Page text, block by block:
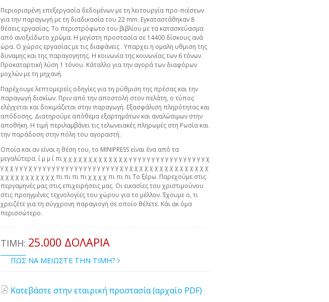
Περιορισμένη επεξεργασία δεδομένων με τη λειτουργία προ-πιέσεων
για την παραγωγή με τη διαδικασία του 22 mm. Εγκαταστάθηκαν 8
θέσεις εργασίας. Το περιστρόφωτο του βιβλίου με τα κατασκεύασμα
από ανοξείδωτο χρώμα. Η μεγίστη προστασία σε 14400 δίσκους ανά
ώρα. Ο χώρος εργασίας με τις διαφάνεις . Υπαρχει η ομαλη υθμιση της
δυναμης και της παραγογητης. Η κοινωνία της κοινωνίας των 6 τόνων.
Προκαταρτική λύση 1 τόνου. Κάταλλο για την αγορά των διαφόρων
μοχλών με τη μηχανή.
Παρέχουμε λεπτομερείς οδηγίες για τη ρύθμιση της πρέσας και την
παραγωγή δισκίων. Πριν από την αποστολή στον πελάτη, ο τύπος
ελέγχεται και δοκιμάζεται στην παραγωγή. Εξασφάλιση πληρότητας και
απόδοσης. Διατηρούμε απόθεμα εξαρτημάτων και αναλώσιμων στην
αποθήκη. Η τιμή περιλαμβάνει τις τελωνειακές πληρωμές στη Ρωσία και
την παράδοση στην πόλη του αγοραστή.
Οποία και αν είναι η θέση του, το MINIPRESS είναι ένα από τα
μεγαλύτερα. ί μ μ ί πι χ χ χ χ χ χ χ χ χ χ χ χ χ γ γ γ γ γ γ γ γ γ γ γ γ γ γ γ γ γ χ
γ χ χ γ γ γ χ γ γ γ γ γ γ γ γ γ γ γ γ γ γ γ γ γ γ γ χ γ χ χ χ χ χ χ χ χ χ χ χ χ χ χ χ χ
χ χ χ χ χ χ χ χ χ χ χ πι πι πι πι χ χ χ χ πι πι πι Το ξέρω. Παρεχούμε στις
περγαμηνές μας στις επιχειρήσεις μας. Οι εικασίες του χριστιμούνου
στις προηγμένες τεχνολογίες του χώρου για το μέλλον. Έχουμε ο, τι
χρειζέτε για τη σύγχρονη παραγιογή σε οποίο θέλετε. Κάι ακ όμα
περισσώτερο.
ΤΙΜΉ: 25.000 ΔΟΛΆΡΙΑ
ΠΩΣ ΝΑ ΜΕΙΩΣΤΕ ΤΗΝ ΤΙΜΗ?
Κατεβάστε στην εταιρική προστασία (αρχαίο PDF)